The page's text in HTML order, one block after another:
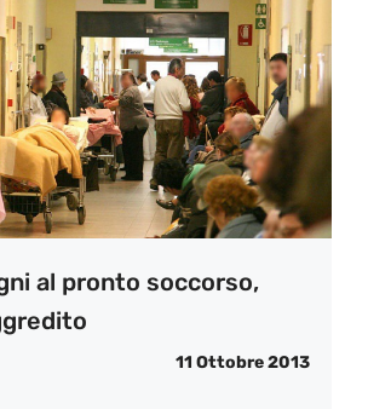
al pronto soccorso,
11 Ottobre 2013